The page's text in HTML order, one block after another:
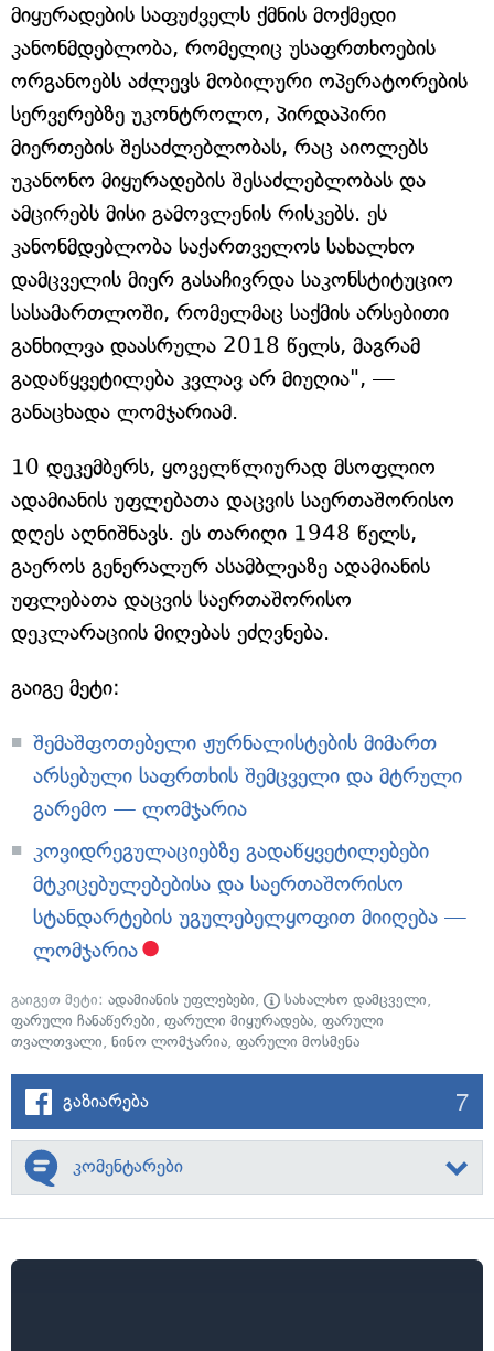
მიყურადების საფუძველს ქმნის მოქმედი
კანონმდებლობა, რომელიც უსაფრთხოების
ორგანოებს აძლევს მობილური ოპერატორების
სერვერებზე უკონტროლო, პირდაპირი
მიერთების შესაძლებლობას, რაც აიოლებს
უკანონო მიყურადების შესაძლებლობას და
ამცირებს მისი გამოვლენის რისკებს. ეს
კანონმდებლობა საქართველოს სახალხო
დამცველის მიერ გასაჩივრდა საკონსტიტუციო
სასამართლოში, რომელმაც საქმის არსებითი
განხილვა დაასრულა 2018 წელს, მაგრამ
გადაწყვეტილება კვლავ არ მიუღია", —
განაცხადა ლომჯარიამ.
10 დეკემბერს, ყოველწლიურად მსოფლიო
ადამიანის უფლებათა დაცვის საერთაშორისო
დღეს აღნიშნავს. ეს თარიღი 1948 წელს,
გაეროს გენერალურ ასამბლეაზე ადამიანის
უფლებათა დაცვის საერთაშორისო
დეკლარაციის მიღებას ეძღვნება.
გაიგე მეტი:
შემაშფოთებელი ჟურნალისტების მიმართ
არსებული საფრთხის შემცველი და მტრული
გარემო — ლომჯარია
კოვიდრეგულაციებზე გადაწყვეტილებები
მტკიცებულებებისა და საერთაშორისო
სტანდარტების უგულებელყოფით მიიღება —
ლომჯარია
გაიგეთ მეტი: ადამიანის უფლებები, სახალხო დამცველი,
ფარული ჩანაწერები, ფარული მიყურადება, ფარული
თვალთვალი, ნინო ლომჯარია, ფარული მოსმენა
გაზიარება 7
კომენტარები